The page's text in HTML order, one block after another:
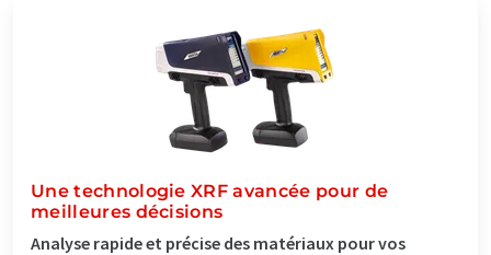
Une technologie XRF avancée pour de
meilleures décisions
Analyse rapide et précise des matériaux pour vos